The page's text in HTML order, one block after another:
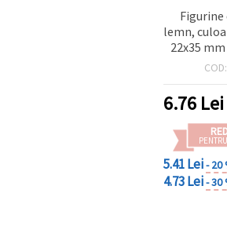
Figurine
lemn,
22x35
COD:
6.76 Lei
5.41 Lei- 20
4.73 Lei- 30